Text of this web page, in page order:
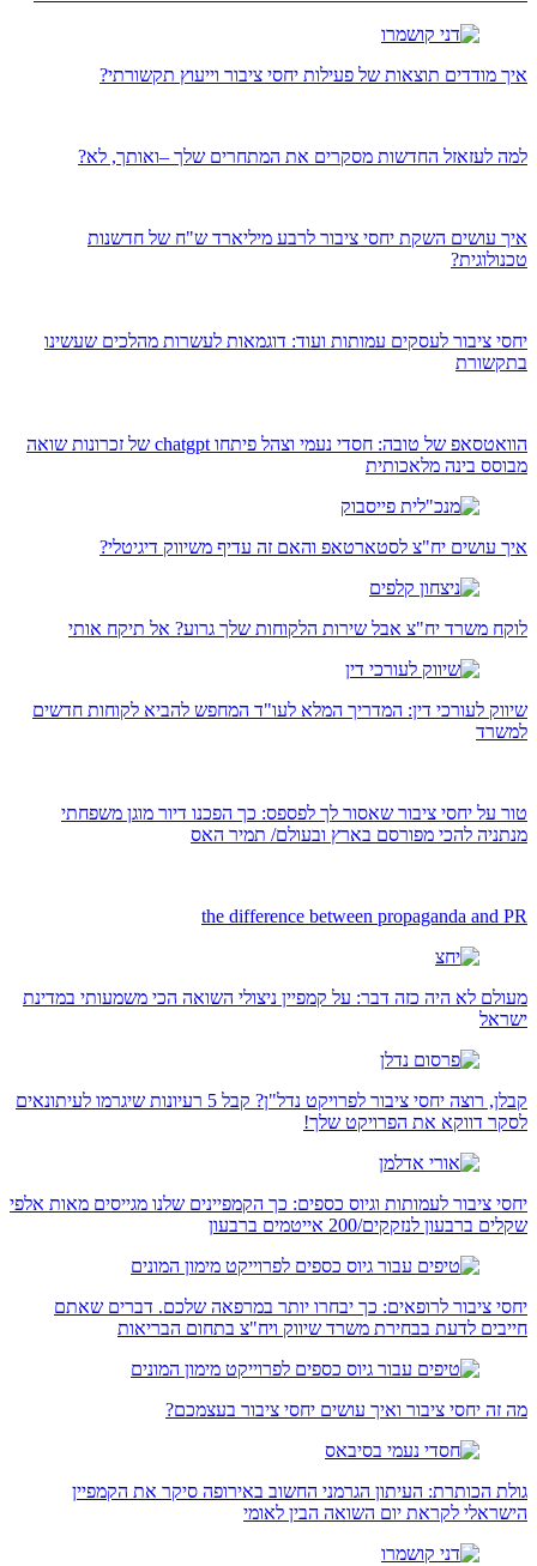
איך מודדים תוצאות של פעילות יחסי ציבור וייעוץ תקשורתי?
למה לעזאזל החדשות מסקרים את המתחרים שלך –ואותך, לא?
איך עושים השקת יחסי ציבור לרבע מיליארד ש"ח של חדשנות
טכנולוגית?
יחסי ציבור לעסקים עמותות ועוד: דוגמאות לעשרות מהלכים שעשינו
בתקשורת
הוואטסאפ של טובה: חסדי נעמי וצהל פיתחו chatgpt של זכרונות שואה
מבוסס בינה מלאכותית
איך עושים יח"צ לסטארטאפ והאם זה עדיף משיווק דיגיטלי?
לוקח משרד יח"צ אבל שירות הלקוחות שלך גרוע? אל תיקח אותי
שיווק לעורכי דין: המדריך המלא לעו"ד המחפש להביא לקוחות חדשים
למשרד
טור על יחסי ציבור שאסור לך לפספס: כך הפכנו דיור מוגן משפחתי
מנתניה להכי מפורסם בארץ ובעולם/ תמיר האס
the difference between propaganda and PR
מעולם לא היה כזה דבר: על קמפיין ניצולי השואה הכי משמעותי במדינת
ישראל
קבלן, רוצה יחסי ציבור לפרויקט נדל"ן? קבל 5 רעיונות שיגרמו לעיתונאים
לסקר דווקא את הפרויקט שלך!
יחסי ציבור לעמותות וגיוס כספים: כך הקמפיינים שלנו מגייסים מאות אלפי
שקלים ברבעון לנזקקים/200 אייטמים ברבעון
יחסי ציבור לרופאים: כך יבחרו יותר במרפאה שלכם. דברים שאתם
חייבים לדעת בבחירת משרד שיווק ויח"צ בתחום הבריאות
מה זה יחסי ציבור ואיך עושים יחסי ציבור בעצמכם?
גולת הכותרת: העיתון הגרמני החשוב באירופה סיקר את הקמפיין
הישראלי לקראת יום השואה הבין לאומי